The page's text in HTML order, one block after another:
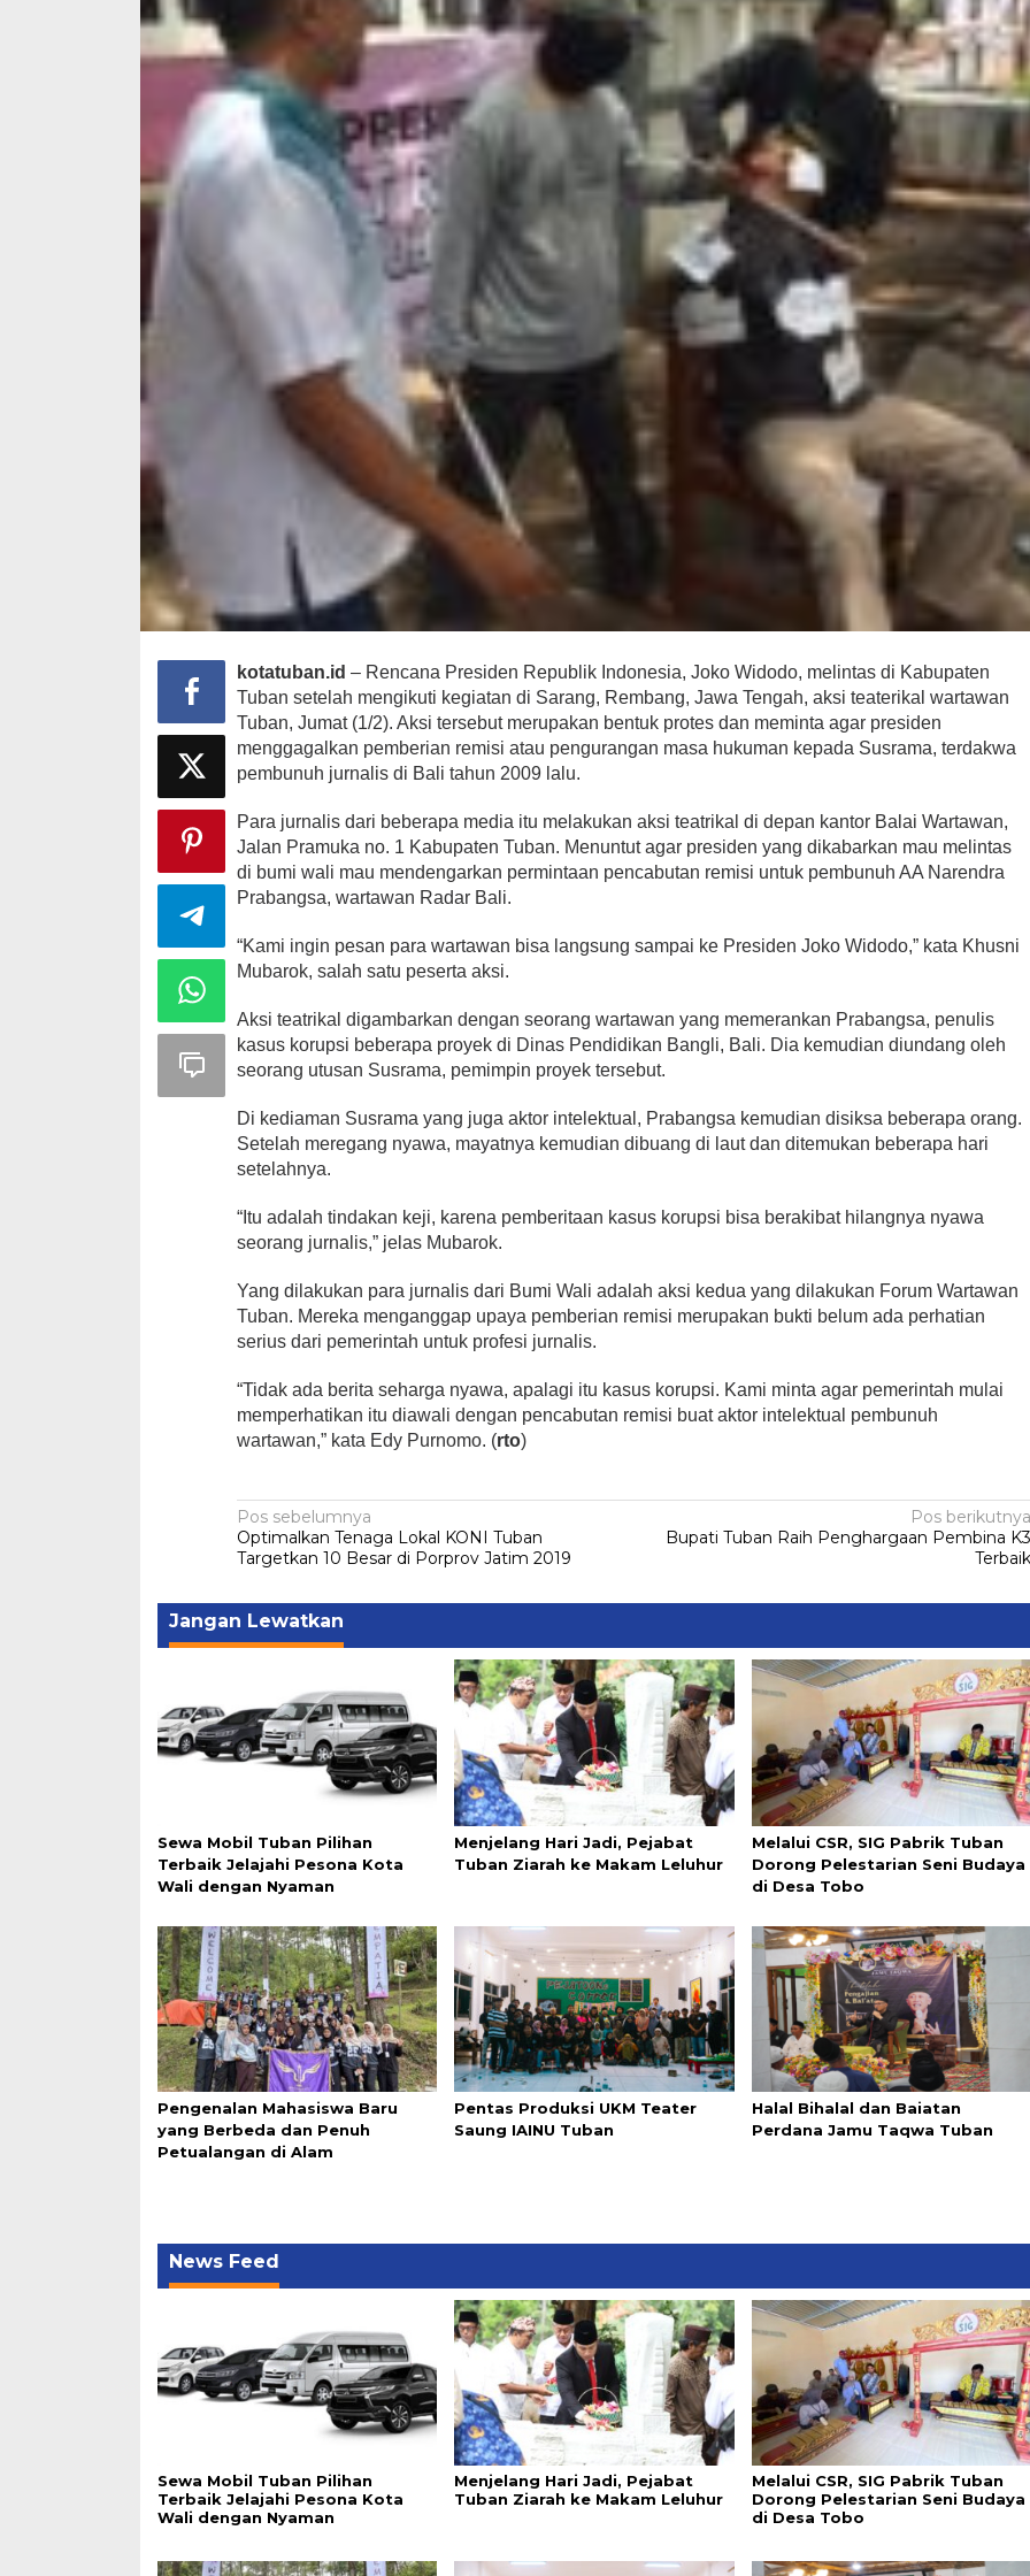
kotatuban.id – Rencana Presiden Republik Indonesia, Joko Widodo, melintas di Kabupaten
Tuban setelah mengikuti kegiatan di Sarang, Rembang, Jawa Tengah, aksi teaterikal wartawan
Tuban, Jumat (1/2). Aksi tersebut merupakan bentuk protes dan meminta agar presiden
menggagalkan pemberian remisi atau pengurangan masa hukuman kepada Susrama, terdakwa
pembunuh jurnalis di Bali tahun 2009 lalu.
Para jurnalis dari beberapa media itu melakukan aksi teatrikal di depan kantor Balai Wartawan,
Jalan Pramuka no. 1 Kabupaten Tuban. Menuntut agar presiden yang dikabarkan mau melintas
di bumi wali mau mendengarkan permintaan pencabutan remisi untuk pembunuh AA Narendra
Prabangsa, wartawan Radar Bali.
“Kami ingin pesan para wartawan bisa langsung sampai ke Presiden Joko Widodo,” kata Khusni
Mubarok, salah satu peserta aksi.
Aksi teatrikal digambarkan dengan seorang wartawan yang memerankan Prabangsa, penulis
kasus korupsi beberapa proyek di Dinas Pendidikan Bangli, Bali. Dia kemudian diundang oleh
seorang utusan Susrama, pemimpin proyek tersebut.
Di kediaman Susrama yang juga aktor intelektual, Prabangsa kemudian disiksa beberapa orang.
Setelah meregang nyawa, mayatnya kemudian dibuang di laut dan ditemukan beberapa hari
setelahnya.
“Itu adalah tindakan keji, karena pemberitaan kasus korupsi bisa berakibat hilangnya nyawa
seorang jurnalis,” jelas Mubarok.
Yang dilakukan para jurnalis dari Bumi Wali adalah aksi kedua yang dilakukan Forum Wartawan
Tuban. Mereka menganggap upaya pemberian remisi merupakan bukti belum ada perhatian
serius dari pemerintah untuk profesi jurnalis.
“Tidak ada berita seharga nyawa, apalagi itu kasus korupsi. Kami minta agar pemerintah mulai
memperhatikan itu diawali dengan pencabutan remisi buat aktor intelektual pembunuh
wartawan,” kata Edy Purnomo. (rto)
Navigasi
pos
Pos sebelumnya
Optimalkan Tenaga Lokal KONI Tuban
Targetkan 10 Besar di Porprov Jatim 2019
Pos berikutnya
Bupati Tuban Raih Penghargaan Pembina K3
Terbaik
Jangan Lewatkan
Sewa Mobil Tuban Pilihan
Terbaik Jelajahi Pesona Kota
Wali dengan Nyaman
Menjelang Hari Jadi, Pejabat
Tuban Ziarah ke Makam Leluhur
Melalui CSR, SIG Pabrik Tuban
Dorong Pelestarian Seni Budaya
di Desa Tobo
Pengenalan Mahasiswa Baru
yang Berbeda dan Penuh
Petualangan di Alam
Pentas Produksi UKM Teater
Saung IAINU Tuban
Halal Bihalal dan Baiatan
Perdana Jamu Taqwa Tuban
News Feed
Sewa Mobil Tuban Pilihan
Terbaik Jelajahi Pesona Kota
Wali dengan Nyaman
Menjelang Hari Jadi, Pejabat
Tuban Ziarah ke Makam Leluhur
Melalui CSR, SIG Pabrik Tuban
Dorong Pelestarian Seni Budaya
di Desa Tobo